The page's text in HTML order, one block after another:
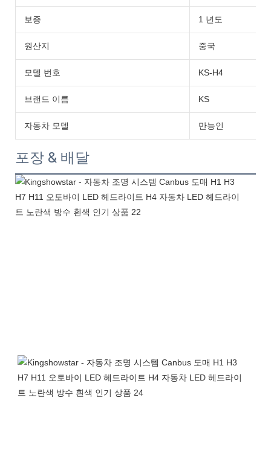
보증 1 년도
원산지 중국
모델 번호 KS-H4
브랜드 이름 KS
자동차 모델 만능인
포장 & 배달